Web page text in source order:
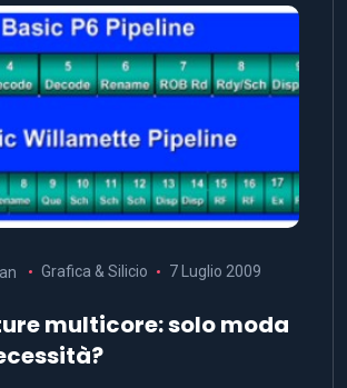
Grafica & Silicio 7 Luglio 2009
multicore: solo moda